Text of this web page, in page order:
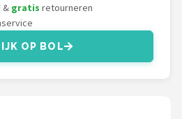
& gratis retourneren
OP BOL